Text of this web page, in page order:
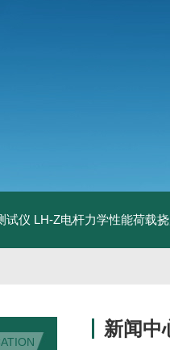
试仪 LH-Z电杆力学性能荷载
新闻中